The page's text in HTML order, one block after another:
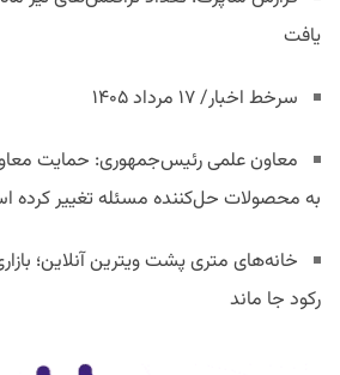
یافت
سرخط اخبار/ ۱۷ مرداد ۱۴۰۵
معاون علمی رئیس‌جمهوری: حمایت
به محصولات حل‌کننده مسئله تغییر کرده
خانه‌های متری پشت ویترین آنلاین؛
رکود جا ماند